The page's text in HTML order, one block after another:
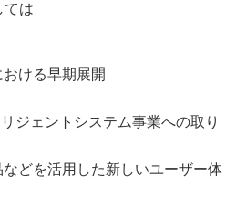
ては
ける早期展開
ジェントシステム事業への取り
どを活用した新しいユーザー体